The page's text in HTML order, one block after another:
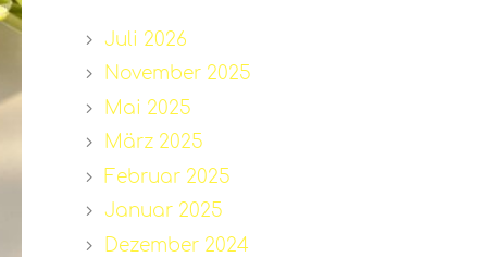
Juli 2026
November 2025
Mai 2025
März 2025
Februar 2025
Januar 2025
Dezember 2024